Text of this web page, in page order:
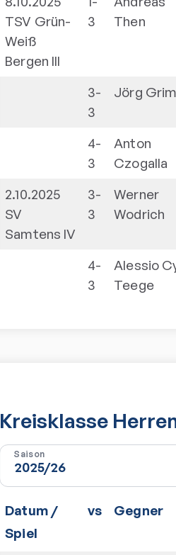
TSV Grün-
Weiß
Bergen III
3
Then
3-
3
Jörg
4-
3
Anton
Czogalla
2.10.2025
SV
Samtens IV
3-
3
Werner
Wodrich
4-
3
Alessio
Teege
Kreisklasse
Saison
Datum /
Spiel
vs Gegner